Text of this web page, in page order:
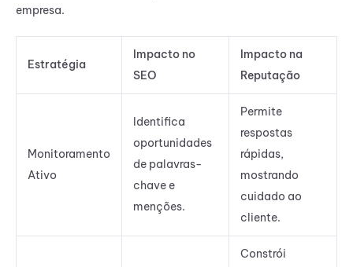
empresa.
Estratégia
Impacto no
SEO
Impacto na
Reputação
Monitoramento
Ativo
Identifica
oportunidades
de palavras-
chave e
menções.
Permite
respostas
rápidas,
mostrando
cuidado ao
cliente.
Constrói